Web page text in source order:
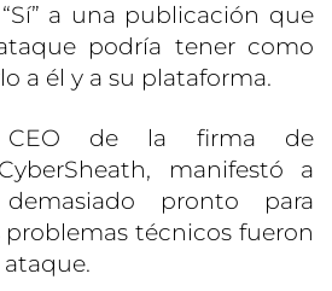
a una publicación que
podría tener como
a él y a su plataforma.
CEO de la firma de
manifestó a
pronto para
técnicos fueron